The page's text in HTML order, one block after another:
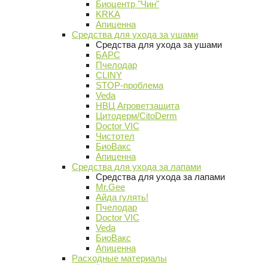
Биоцентр "Чин"
KRKA
Апиценна
Средства для ухода за ушами
Средства для ухода за ушами
БАРС
Пчелодар
CLINY
STOP-проблема
Veda
НВЦ Агроветзащита
Цитодерм/CitoDerm
Doctor VIC
Чистотел
БиоВакс
Апиценна
Средства для ухода за лапами
Средства для ухода за лапами
Mr.Gee
Айда гулять!
Пчелодар
Doctor VIC
Veda
БиоВакс
Апиценна
Расходные материалы